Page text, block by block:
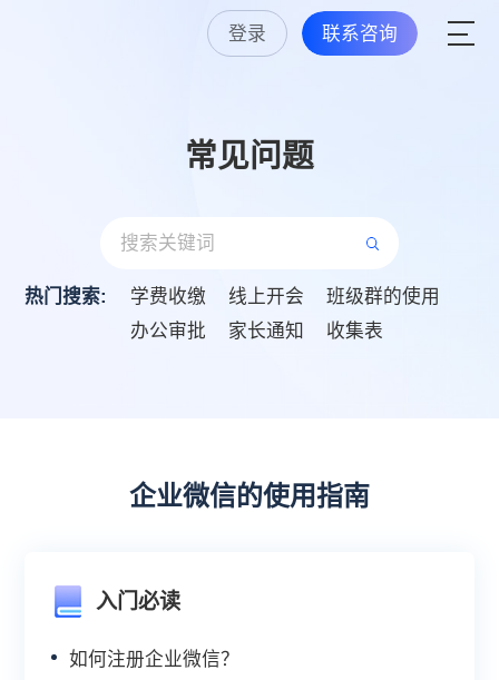
登录 联系咨询
常见问题
热门搜索: 学费收缴 线上开会
班级群的使用
办公审批
家长通知 收集表
企业微信的使用指南
入门必读
如何注册企业微信？